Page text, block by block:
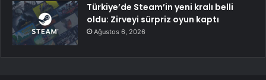
Türkiye’de Steam’in yeni kralı belli
oldu: Zirveyi sürpriz oyun kaptı
Ağustos 6, 2026